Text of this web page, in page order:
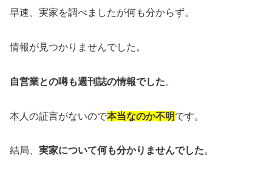
早速、実家を調べましたが何も分からず。
情報が見つかりませんでした。
自営業との噂も週刊誌の情報でした。
本人の証言がないので本当なのか不明です。
結局、 実家について何も分かりませんでした。